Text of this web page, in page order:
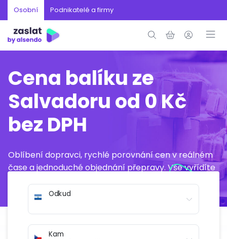
Osobní Podnikatelé a firmy
Cena balíku ze
Salvadoru od 0 Kč
bez DPH
Oblíbení dopravci, rychlé porovnání cen v reálném
čase a jednoduché objednání přepravy. Vše vyřídíte
Odkud
Kam